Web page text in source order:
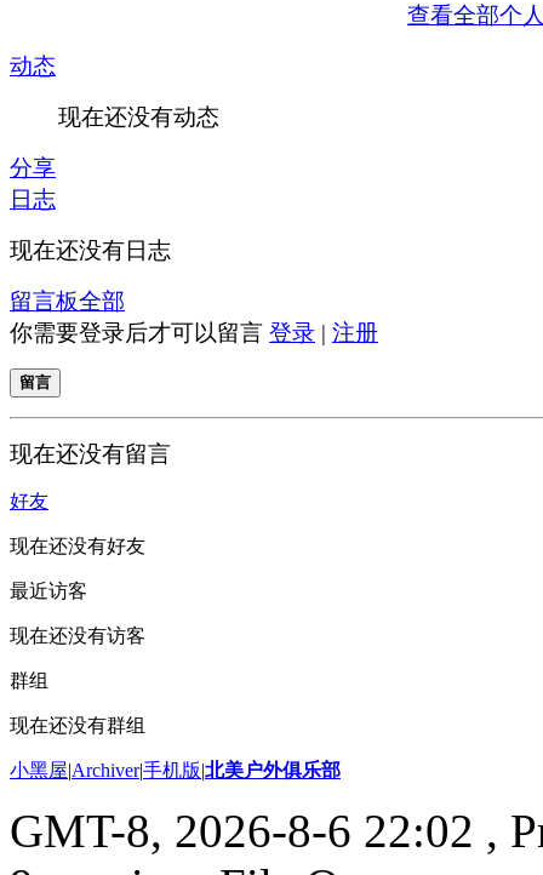
查看全部个
动态
现在还没有动态
分享
日志
现在还没有日志
留言板全部
你需要登录后才可以留言 登录 | 注册
留言
现在还没有留言
好友
现在还没有好友
最近访客
现在还没有访客
群组
现在还没有群组
小黑屋|Archiver|手机版|北美户外俱乐部
GMT-8, 2026-8-6 22:02 ,